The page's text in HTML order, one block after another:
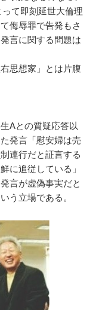
て即刻延世大倫理
侮辱罪で告発もさ
言に関する問題は
思想家」とは片腹
Aとの質疑応答以
発言「慰安婦は売
連行だと証言する
に追従している」
言が虚偽事実だと
う立場である。